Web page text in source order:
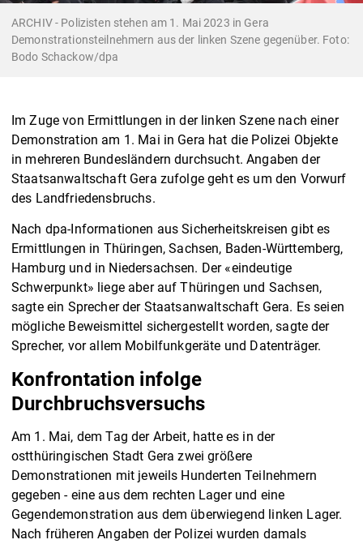
ARCHIV - Polizisten stehen am 1. Mai 2023 in Gera
Demonstrationsteilnehmern aus der linken Szene gegenüber. Foto:
Bodo Schackow/dpa
Im Zuge von Ermittlungen in der linken Szene nach einer
Demonstration am 1. Mai in Gera hat die Polizei Objekte
in mehreren Bundesländern durchsucht. Angaben der
Staatsanwaltschaft Gera zufolge geht es um den Vorwurf
des Landfriedensbruchs.
Nach dpa-Informationen aus Sicherheitskreisen gibt es
Ermittlungen in Thüringen, Sachsen, Baden-Württemberg,
Hamburg und in Niedersachsen. Der «eindeutige
Schwerpunkt» liege aber auf Thüringen und Sachsen,
sagte ein Sprecher der Staatsanwaltschaft Gera. Es seien
mögliche Beweismittel sichergestellt worden, sagte der
Sprecher, vor allem Mobilfunkgeräte und Datenträger.
Konfrontation infolge
Durchbruchsversuchs
Am 1. Mai, dem Tag der Arbeit, hatte es in der
ostthüringischen Stadt Gera zwei größere
Demonstrationen mit jeweils Hunderten Teilnehmern
gegeben - eine aus dem rechten Lager und eine
Gegendemonstration aus dem überwiegend linken Lager.
Nach früheren Angaben der Polizei wurden damals